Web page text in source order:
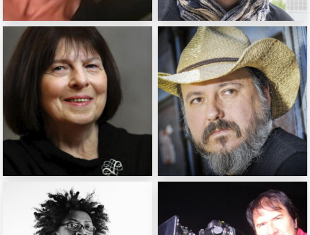
Réalisatrice (France)
Anja Unger
Scénariste (Espagne)
Curro Royo
Critique de théâtre,
Małgorzata Semil
Réalisateur,
Danilo Šerbedžija